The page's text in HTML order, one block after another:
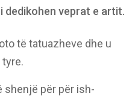
dedikohen veprat e artit.
të tatuazheve dhe u
shenjë për për ish-